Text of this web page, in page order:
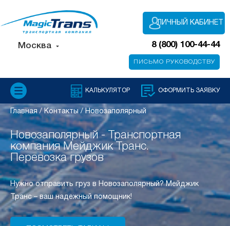
Москва 8 (800) 100-44-44
ЛИЧНЫЙ КАБИНЕТ
ПИСЬМО РУКОВОДСТВУ
КАЛЬКУЛЯТОР ОФОРМИТЬ ЗАЯВКУ
Главная /Контакты/ Новозаполярный
Новозаполярный - Транспортная
компания Мейджик Транс.
Перевозка грузов
Нужно отправить груз в Новозаполярный? Мейджик
Транс – ваш надежный помощник!